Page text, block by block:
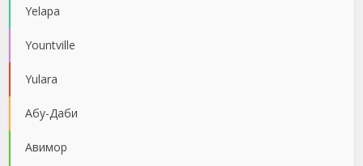
Yelapa
Yountville
Yulara
Абу-Даби
Авимор